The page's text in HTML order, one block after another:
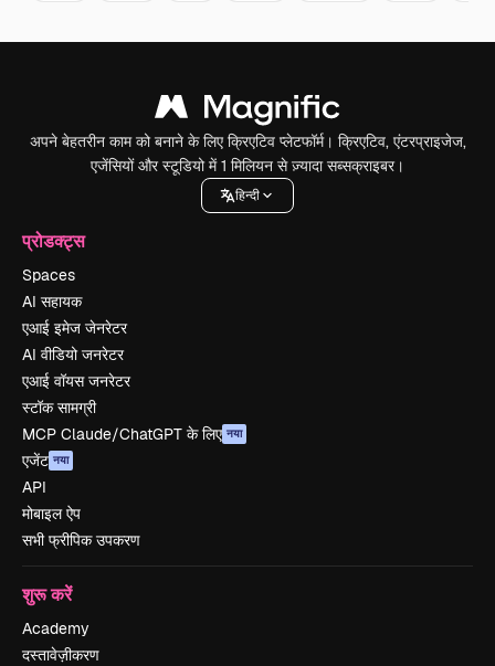
अपने बेहतरीन काम को बनाने के लिए क्रिएटिव प्लेटफॉर्म। क्रिएटिव, एंटरप्राइजेज,
एजेंसियों और स्टूडियो में 1 मिलियन से ज़्यादा सब्सक्राइबर।
हिन्दी
प्रोडक्ट्स
Spaces
AI सहायक
एआई इमेज जेनरेटर
AI वीडियो जनरेटर
एआई वॉयस जनरेटर
स्टॉक सामग्री
MCP Claude/ChatGPT के लिए नया
एजेंट नया
API
मोबाइल ऐप
सभी फ्रीपिक उपकरण
शुरू करें
Academy
दस्तावेज़ीकरण